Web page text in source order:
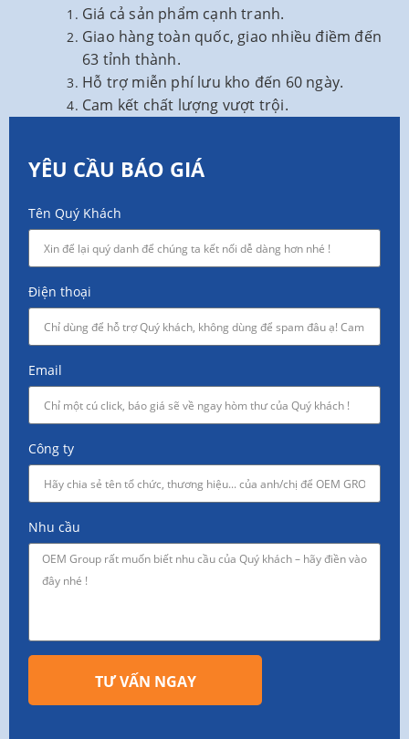
Giá cả sản phẩm cạnh tranh.
Giao hàng toàn quốc, giao nhiều điềm đến
63 tỉnh thành.
Hỗ trợ miễn phí lưu kho đến 60 ngày.
Cam kết chất lượng vượt trội.
YÊU CẦU BÁO GIÁ
Tên Quý Khách
Điện thoại
Email
Công ty
Nhu cầu
TƯ VẤN NGAY